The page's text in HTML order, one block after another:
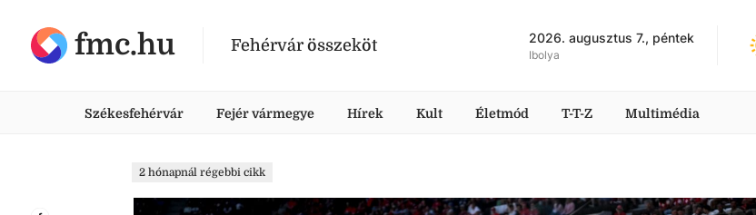
fmc.hu Fehérvár összeköt 2026. augusztus 7., péntek
Ibolya
Székesfehérvár Fejér vármegye Hírek Kult Életmód T-T-Z Multimédia
2 hónapnál régebbi cikk